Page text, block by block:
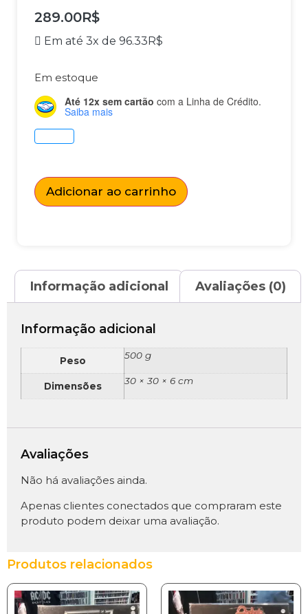
289.00R$
Em até 3x de 96.33R$
Em estoque
Até 12x sem cartão com a Linha de Crédito.
Saiba mais
Adicionar ao carrinho
Informação adicional Avaliações (0)
Informação adicional
Peso 500 g
Dimensões 30 × 30 × 6 cm
Avaliações
Não há avaliações ainda.
Apenas clientes conectados que compraram este
produto podem deixar uma avaliação.
Produtos relacionados